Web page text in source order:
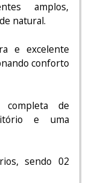
amplos,
natural.
e excelente
conforto
completa de
e uma
sendo 02